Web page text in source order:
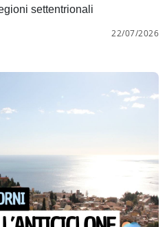
settentrionali
22/07/2026